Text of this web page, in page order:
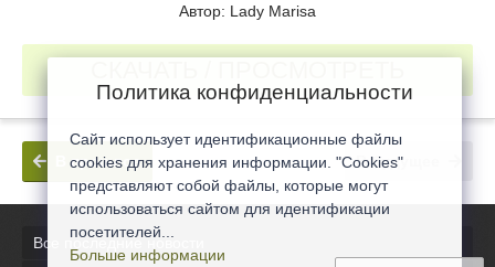
Автор: Lady Marisa
В будущее
В прошлое
Все последние новости
Политика конфиденциальности
Сайт использует идентификационные файлы
cookies для хранения информации. "Cookies"
представляют собой файлы, которые могут
использоваться сайтом для идентификации
посетителей...
Больше информации